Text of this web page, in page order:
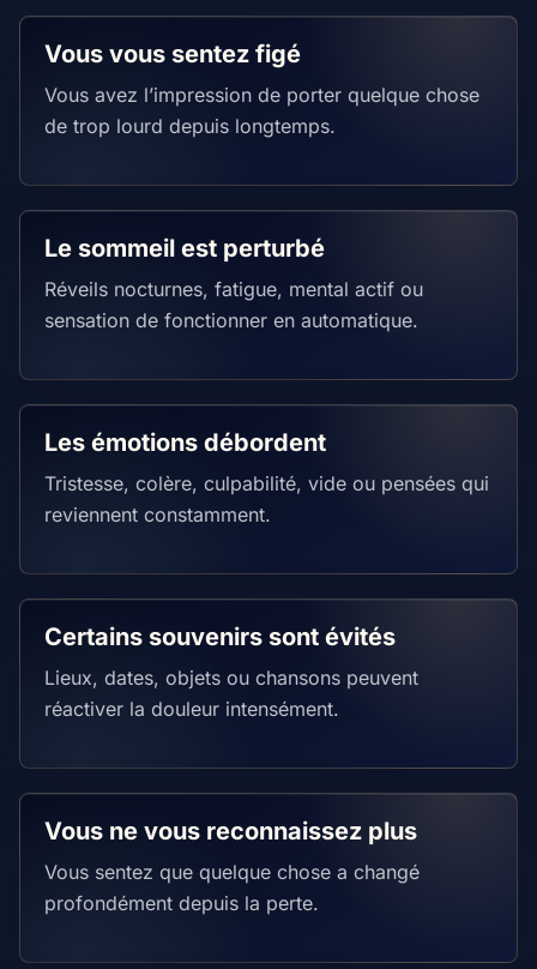
Vous vous sentez figé
Vous avez l’impression de porter quelque chose
de trop lourd depuis longtemps.
Le sommeil est perturbé
Réveils nocturnes, fatigue, mental actif ou
sensation de fonctionner en automatique.
Les émotions débordent
Tristesse, colère, culpabilité, vide ou pensées qui
reviennent constamment.
Certains souvenirs sont évités
Lieux, dates, objets ou chansons peuvent
réactiver la douleur intensément.
Vous ne vous reconnaissez plus
Vous sentez que quelque chose a changé
profondément depuis la perte.